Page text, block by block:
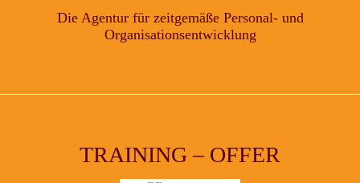
Die Agentur für zeitgemäße Personal- und
Organisationsentwicklung
TRAINING – OFFER